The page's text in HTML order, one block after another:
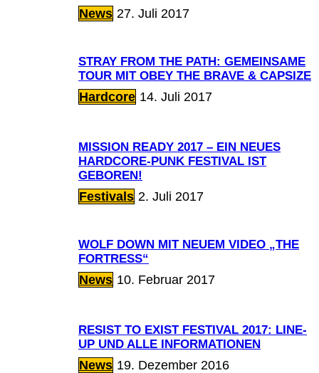
News 27. Juli 2017
STRAY FROM THE PATH: GEMEINSAME
TOUR MIT OBEY THE BRAVE & CAPSIZE
Hardcore 14. Juli 2017
MISSION READY 2017 – EIN NEUES
HARDCORE-PUNK FESTIVAL IST
GEBOREN!
Festivals 2. Juli 2017
WOLF DOWN MIT NEUEM VIDEO „THE
FORTRESS“
News 10. Februar 2017
RESIST TO EXIST FESTIVAL 2017: LINE-
UP UND ALLE INFORMATIONEN
News 19. Dezember 2016